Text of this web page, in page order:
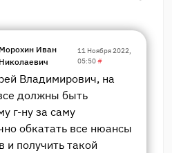
Морохин Иван
Николаевич
11 Ноября 2022,
05:50#
Владимирович, на
должны быть
г-ну за саму
обкатать все нюансы
и получить такой